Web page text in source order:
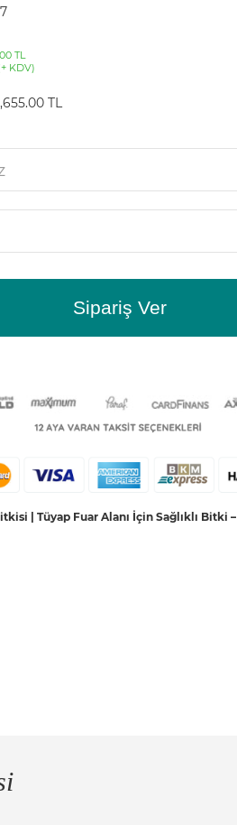
TL
KDV)
TL
Sipariş Ver
| Tüyap Fuar Alanı İçin Sağlıklı Bitki –